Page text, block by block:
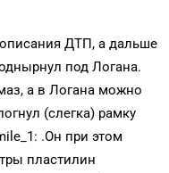
ДТП, а дальше
под Логана.
а в Логана можно
(слегка) рамку
.Он при этом
пластилин